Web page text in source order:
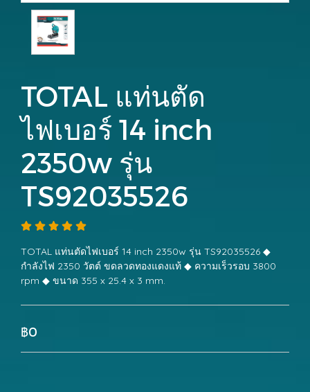
TOTAL แท่นตัด
ไฟเบอร์ 14 inch
2350w รุ่น
TS92035526
TOTAL แท่นตัดไฟเบอร์ 14 inch 2350w รุ่น TS92035526 ◆
กำลังไฟ 2350 วัตต์ ขดลวดทองแดงแท้ ◆ ความเร็วรอบ 3800
rpm ◆ ขนาด 355 x 25.4 x 3 mm.
฿0